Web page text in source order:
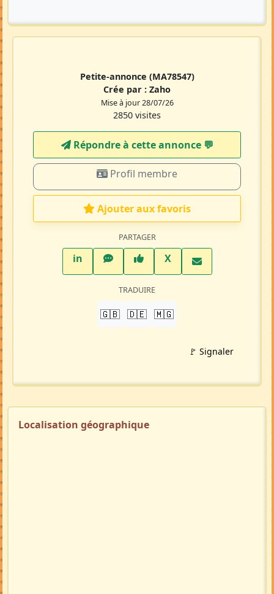
Petite-annonce (MA78547)
Crée par : Zaho
Mise à jour 28/07/26
2850 visites
Répondre à cette annonce 💬​
Profil membre
Ajouter aux favoris
PARTAGER
inLinkedInWhatsAppFacebook
XTwitter X
TRADUIRE
🇬🇧 🇩🇪 🇲🇬
🚩 Signaler
Localisation géographique